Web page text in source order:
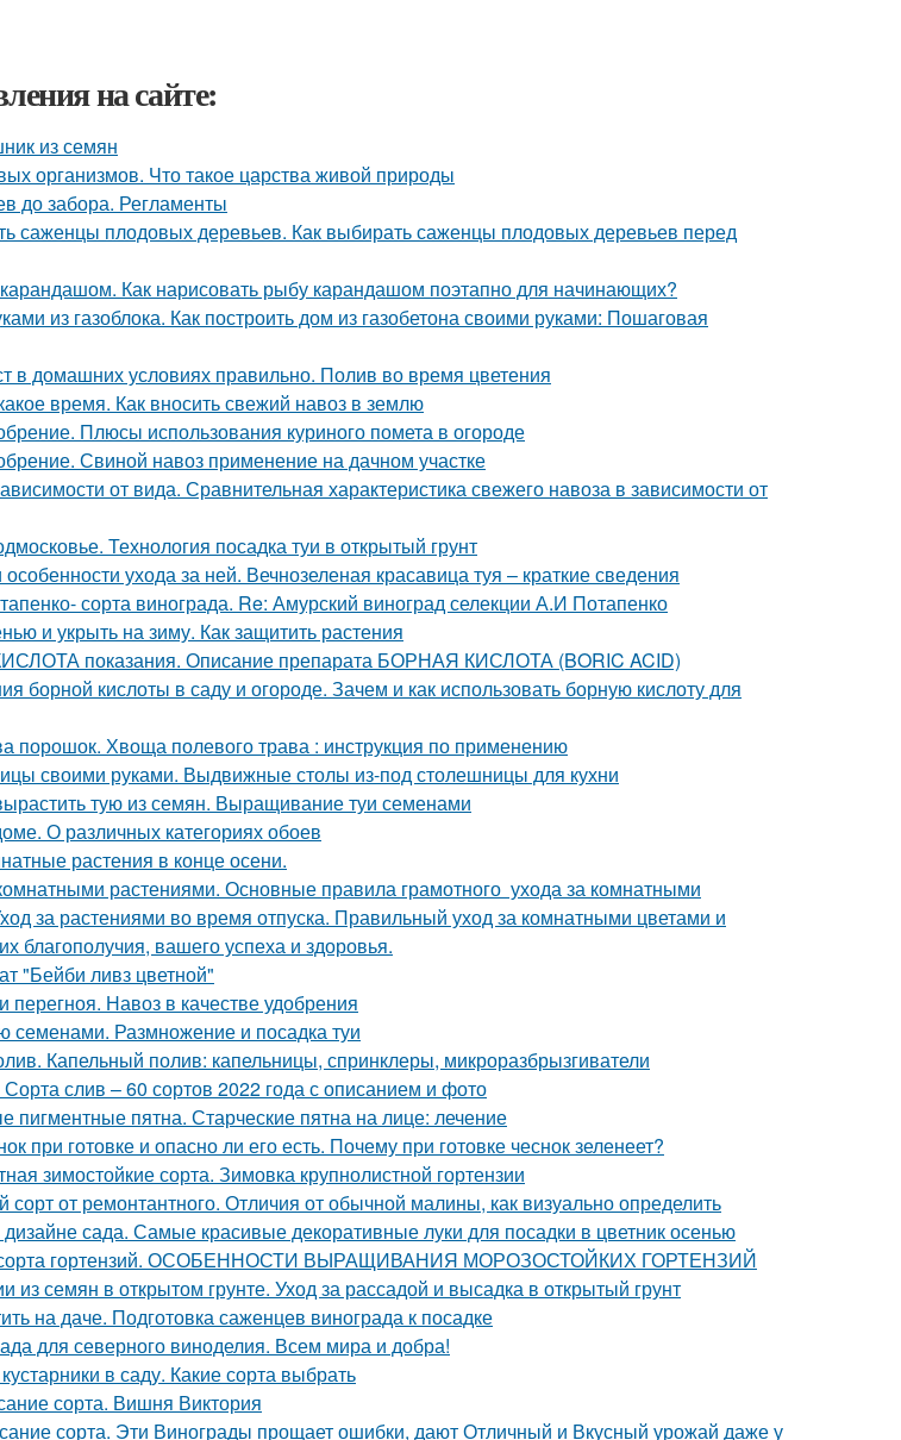
на сайте:
из семян
организмов. Что такое царства живой природы
до забора. Регламенты
саженцы плодовых деревьев. Как выбирать саженцы плодовых деревьев перед
Как нарисовать рыбу карандашом поэтапно для начинающих?
из газоблока. Как построить дом из газобетона своими руками: Пошаговая
в домашних условиях правильно. Полив во время цветения
время. Как вносить свежий навоз в землю
Плюсы использования куриного помета в огороде
Свиной навоз применение на дачном участке
от вида. Сравнительная характеристика свежего навоза в зависимости от
Технология посадка туи в открытый грунт
ухода за ней. Вечнозеленая красавица туя – краткие сведения
сорта винограда. Re: Амурский виноград селекции А.И Потапенко
и укрыть на зиму. Как защитить растения
показания. Описание препарата БОРНАЯ КИСЛОТА (BORIC ACID)
борной кислоты в саду и огороде. Зачем и как использовать борную кислоту для
порошок. Хвоща полевого трава : инструкция по применению
своими руками. Выдвижные столы из-под столешницы для кухни
тую из семян. Выращивание туи семенами
О различных категориях обоев
растения в конце осени.
растениями. Основные правила грамотного ухода за комнатными
за растениями во время отпуска. Правильный уход за комнатными цветами и
благополучия, вашего успеха и здоровья.
"Бейби ливз цветной"
перегноя. Навоз в качестве удобрения
семенами. Размножение и посадка туи
Капельный полив: капельницы, спринклеры, микроразбрызгиватели
слив – 60 сортов 2022 года с описанием и фото
пигментные пятна. Старческие пятна на лице: лечение
при готовке и опасно ли его есть. Почему при готовке чеснок зеленеет?
зимостойкие сорта. Зимовка крупнолистной гортензии
сорт от ремонтантного. Отличия от обычной малины, как визуально определить
сада. Самые красивые декоративные луки для посадки в цветник осенью
сорта гортензий. ОСОБЕННОСТИ ВЫРАЩИВАНИЯ МОРОЗОСТОЙКИХ ГОРТЕНЗИЙ
из семян в открытом грунте. Уход за рассадой и высадка в открытый грунт
на даче. Подготовка саженцев винограда к посадке
для северного виноделия. Всем мира и добра!
в саду. Какие сорта выбрать
сорта. Вишня Виктория
сорта. Эти Винограды прощает ошибки, дают Отличный и Вкусный урожай даже у